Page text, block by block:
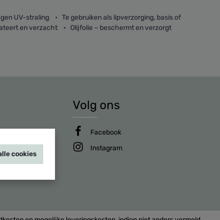
UV-straling • Te gebruiken als lipverzorging, basis of
en verzacht • Olijfolie – beschermt en verzorgt
Volg ons
Facebook
Instagram
cookies